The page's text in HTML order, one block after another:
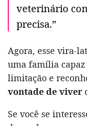
veterinário
precisa.”
Agora, esse vira-
uma família
limitação e
vontade de viver
Se você se